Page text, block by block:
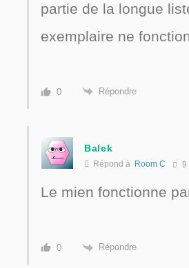
partie de la longue
exemplaire ne
0 Répondre
Balek
Répond à Room C 9
Le mien fonctionne
0 Répondre